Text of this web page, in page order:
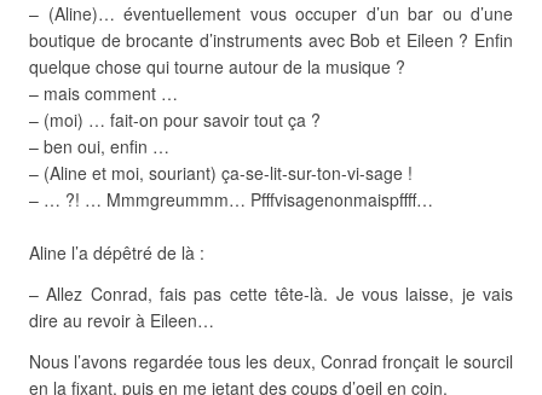
– (Aline)… éventuellement vous occuper d’un bar ou d’une
boutique de brocante d’instruments avec Bob et Eileen ? Enfin
quelque chose qui tourne autour de la musique ?
– mais comment …
– (moi) … fait-on pour savoir tout ça ?
– ben oui, enfin …
– (Aline et moi, souriant) ça-se-lit-sur-ton-vi-sage !
– … ?! … Mmmgreummm… Pfffvisagenonmaispffff…
Aline l’a dépêtré de là :
– Allez Conrad, fais pas cette tête-là. Je vous laisse, je vais
dire au revoir à Eileen…
Nous l’avons regardée tous les deux, Conrad fronçait le sourcil
en la fixant, puis en me jetant des coups d’oeil en coin.